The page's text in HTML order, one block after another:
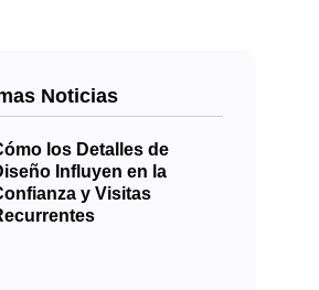
Noticias
los Detalles de
Influyen en la
y Visitas